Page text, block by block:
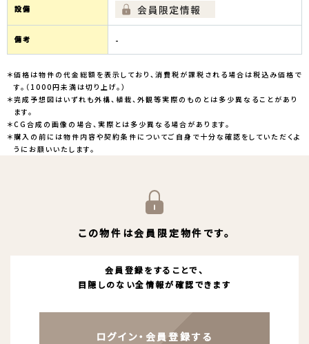
設備
備考 -
＊価格は物件の代金総額を表示しており、消費税が課税される場合は税込み価格で
す。（1000円未満は切り上げ。）
＊完成予想図はいずれも外構、植栽、外観等実際のものとは多少異なることがあり
ます。
＊CG合成の画像の場合、実際とは多少異なる場合があります。
＊購入の前には物件内容や契約条件についてご自身で十分な確認をしていただくよ
うにお願いいたします。
この物件は会員限定物件です。
会員登録をすることで、
目隠しのない全情報が確認できます
ログイン・会員登録する